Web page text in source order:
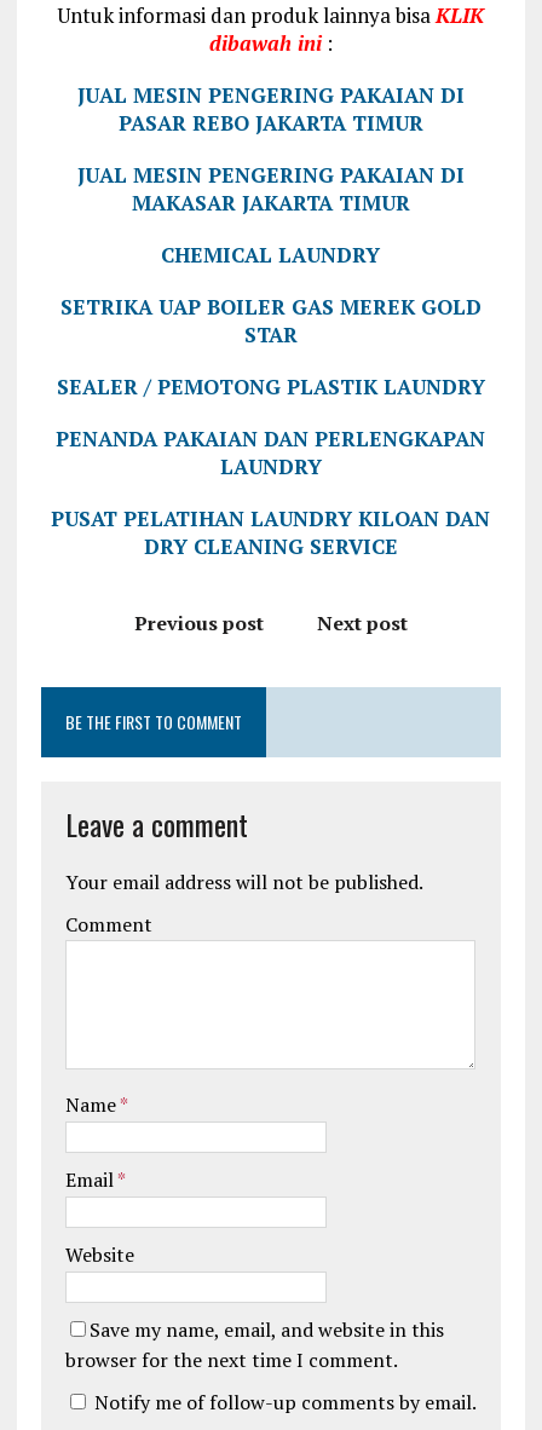
Untuk informasi dan produk lainnya bisaKLIK
dibawah ini :
JUAL MESIN PENGERING PAKAIAN DI
PASAR REBO JAKARTA TIMUR
JUAL MESIN PENGERING PAKAIAN DI
MAKASAR JAKARTA TIMUR
CHEMICAL LAUNDRY
SETRIKA UAP BOILER GAS MEREK GOLD
STAR
SEALER / PEMOTONG PLASTIK LAUNDRY
PENANDA PAKAIAN DAN PERLENGKAPAN
LAUNDRY
PUSAT PELATIHAN LAUNDRY KILOAN DAN
DRY CLEANING SERVICE
Previous post Next post
BE THE FIRST TO COMMENT
Leave a comment
Your email address will not be published.
Comment
Name*
Email*
Website
Save my name, email, and website in this
browser for the next time I comment.
Notify me of follow-up comments by email.